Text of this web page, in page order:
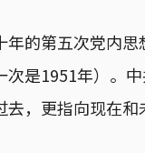
年的第五次党内
次是1951年）。
去，更指向现在